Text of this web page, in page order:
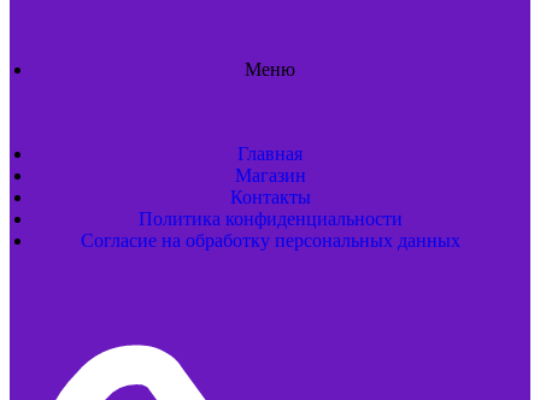
Меню
Главная
Магазин
Контакты
Политика конфиденциальности
Согласие на обработку персональных данных